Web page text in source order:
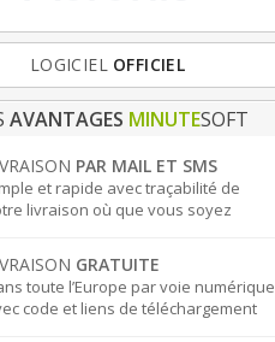
LOGICIEL OFFICIEL
FRANCE & EUROPE
AVANTAGES MINUTESOFT
PAR MAIL ET SMS
et rapide avec traçabilité de
livraison où que vous soyez
GRATUITE
toute l’Europe par voie numérique
code et liens de téléchargement